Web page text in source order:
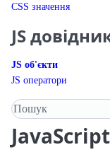
CSS значення
JS
JS об'єкти
JS оператори
Пошук у довіднику
JavaScript